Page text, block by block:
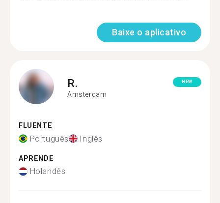
Baixe o aplicativo
R.
Amsterdam
NEW
FLUENTE
Português Inglês
APRENDE
Holandês